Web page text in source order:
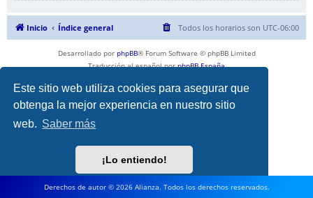
Este sitio web utiliza cookies para asegurar que
obtenga la mejor experiencia en nuestro sitio
web. Saber más
¡Lo entiendo!
Inicio Índice general Todos los horarios son UTC-06:00
Desarrollado por phpBB® Forum Software © phpBB Limited
Traducción al español porphpBB España
Derechos de autor © 2026 Alianza. Todos los derechos reservados.